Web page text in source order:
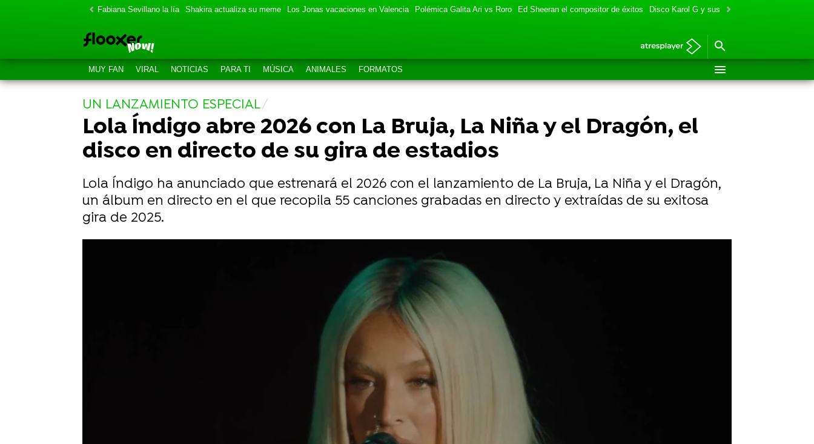
Fabiana Sevillano la lía Shakira actualiza su meme Los Jonas vacaciones en Valencia Polémica Galita Ari vs Roro Ed Sheeran el compositor de éxitos Disco Karol G y sus colaboraciones
MUY FAN VIRAL NOTICIAS PARA TI MÚSICA ANIMALES FORMATOS
UN LANZAMIENTO ESPECIAL
Lola Índigo abre 2026 con La Bruja, La Niña y el Dragón, el
disco en directo de su gira de estadios
Lola Índigo ha anunciado que estrenará el 2026 con el lanzamiento de La Bruja, La Niña y el Dragón,
un álbum en directo en el que recopila 55 canciones grabadas en directo y extraídas de su exitosa
gira de 2025.